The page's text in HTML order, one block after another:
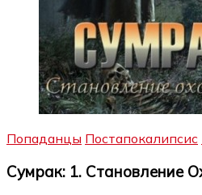
Попаданцы Постапокалипсис
Сумрак: 1. Становление